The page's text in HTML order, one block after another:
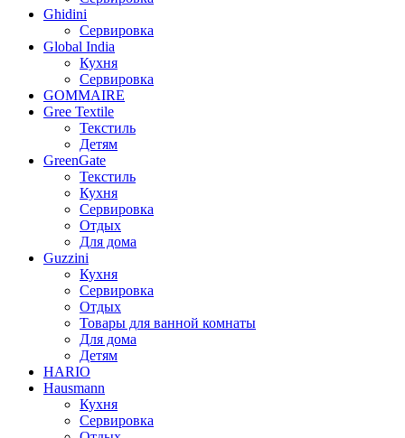
Ghidini
Сервировка
Global India
Кухня
Сервировка
GOMMAIRE
Gree Textile
Текстиль
Детям
GreenGate
Текстиль
Кухня
Сервировка
Отдых
Для дома
Guzzini
Кухня
Сервировка
Отдых
Товары для ванной комнаты
Для дома
Детям
HARIO
Hausmann
Кухня
Сервировка